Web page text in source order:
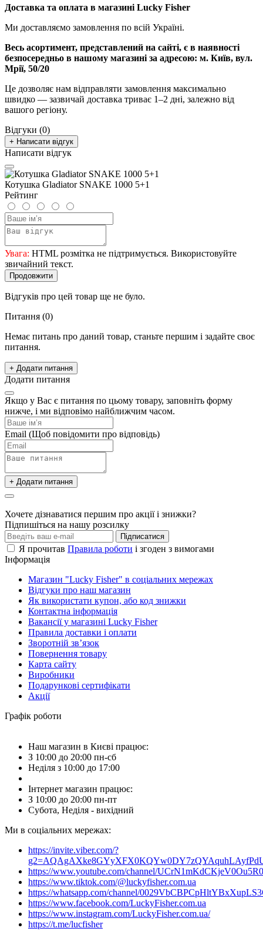
Доставка та оплата в магазині Lucky Fisher
Ми доставляємо замовлення по всій Україні.
Весь асортимент, представлений на сайті, є в наявності
безпосередньо в нашому магазині за адресою: м. Київ, вул.
Мрії, 50/20
Це дозволяє нам відправляти замовлення максимально
швидко — зазвичай доставка триває 1–2 дні, залежно від
вашого регіону.
Відгуки (0)
+ Написати відгук
Написати відгук
Котушка Gladiator SNAKE 1000 5+1
Рейтинг
Увага: HTML розмітка не підтримується. Використовуйте
звичайний текст.
Продовжити
Відгуків про цей товар ще не було.
Питання (0)
Немає питань про даний товар, станьте першим і задайте своє
питання.
+ Додати питання
Додати питання
Якщо у Вас є питання по цьому товару, заповніть форму
нижче, і ми відповімо найближчим часом.
Email (Щоб повідомити про відповідь)
+ Додати питання
Хочете дізнаватися першим про акції і знижки?
Підпишіться на нашу розсилку
Підписатися
Я прочитав Правила роботи і згоден з вимогами
Інформація
Магазин "Lucky Fisher" в соціальних мережах
Відгуки про наш магазин
Як використати купон, або код знижки
Контактна інформація
Вакансії у магазині Lucky Fisher
Правила доставки і оплати
Зворотній зв’язок
Повернення товару
Карта сайту
Виробники
Подарункові сертифікати
Акції
Графік роботи
Наш магазин в Києві працює:
З 10:00 до 20:00 пн-сб
Неділя з 10:00 до 17:00
Інтернет магазин працює:
З 10:00 до 20:00 пн-пт
Субота, Неділя - вихідний
Ми в соціальних мережах:
https://invite.viber.com/?
https://www.youtube.com/channel/
https://www.tiktok.com/@luckyfisher.com.ua
https://whatsapp.com/channel/
https://www.facebook.com/LuckyFisher.com.ua
https://www.instagram.com/LuckyFisher.com.ua/
https://t.me/lucfisher